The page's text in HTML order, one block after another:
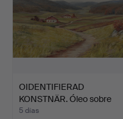
OIDENTIFIERAD
KONSTNÄR. Óleo sobre
lienzo,…
5 días